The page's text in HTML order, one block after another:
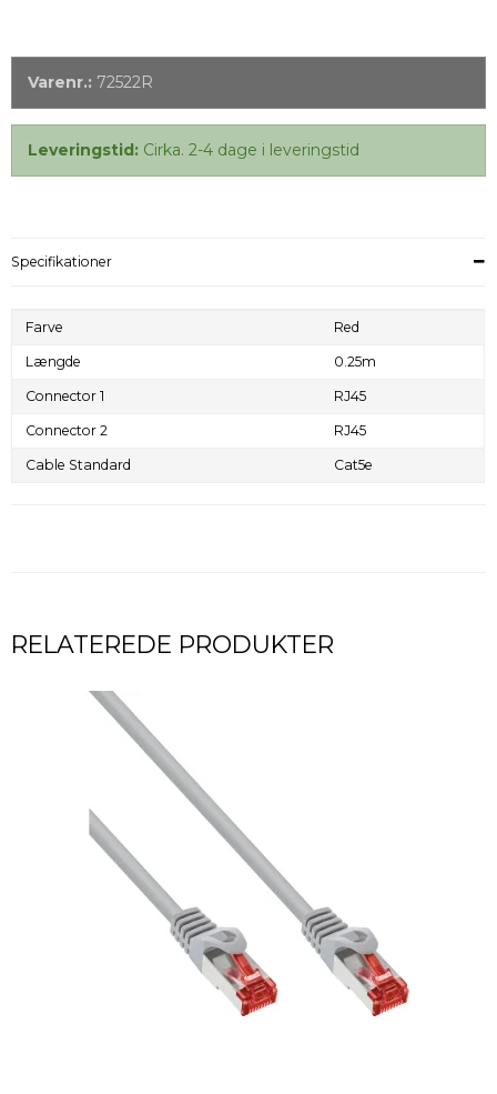
Varenr.: 72522R
Leveringstid: Cirka. 2-4 dage i leveringstid
Specifikationer
Farve Red
Længde 0.25m
Connector 1 RJ45
Connector 2 RJ45
Cable Standard Cat5e
RELATEREDE PRODUKTER